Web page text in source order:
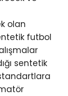
olan
futbol
sentetik